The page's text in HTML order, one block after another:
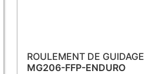
ROULEMENT DE GUIDAGE
MG206-FFP-ENDURO